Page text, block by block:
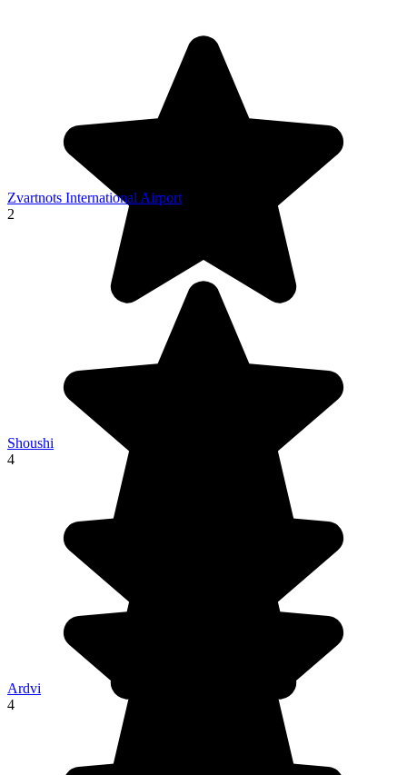
Zvartnots International Airport
2
Shoushi
4
Ardvi
4